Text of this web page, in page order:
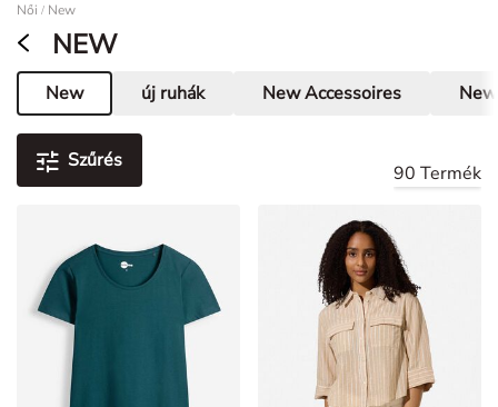
Női / New
NEW
New
Aktuális oldalúj ruhák New Accessoires
Szűrés
90 Termék